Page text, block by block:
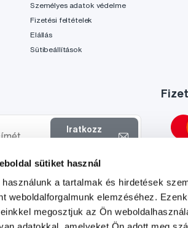
sütiket használ
használunk a tartalmak és hirdetések
weboldalforgalmunk elemzéséhez.
megosztjuk az Ön
Személyes adatok védelme
Fizetési feltételek
Elállás
Sütibeállítások
Iratkozz
a hírekről és ajánlatokról és
adataim feldolgozásával